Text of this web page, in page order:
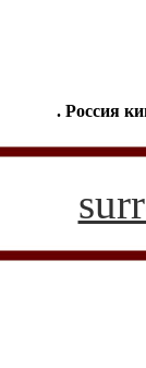
. Россия